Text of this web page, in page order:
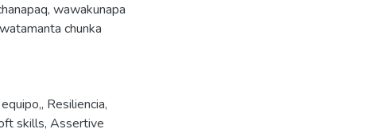
wawakunapa
chunka
, Resiliencia,
skills, Assertive